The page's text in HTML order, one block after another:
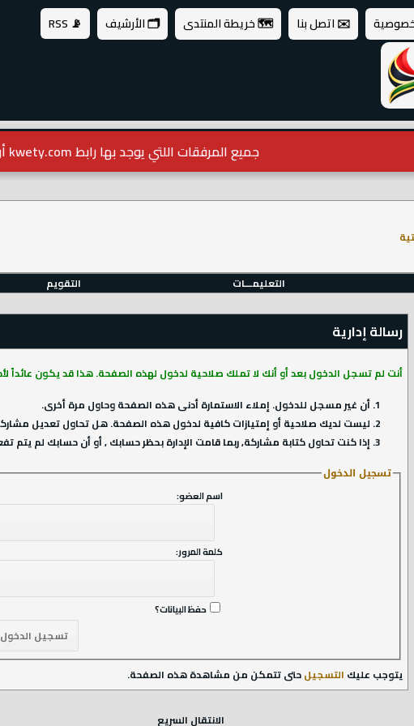
✉️ اتصل بنا 🗺️ خريطة المنتدى 🗂️ الأرشيف 📡 RSS
جميع المرفقات اللتي يوجد بها رابط kwety.com أرجو تحويله الى kwety.net
التعليمـــات التقويم
رسالة إدارية
أنت لم تسجل الدخول بعد أو أنك لا تملك صلاحية لدخول لهذه الصفحة. هذا قد يكون عائداً
أن غير مسجل للدخول. إملاء الاستمارة أدنى هذه الصفحة وحاول مرة أخرى.
ليست لديك صلاحية أو إمتيازات كافية لدخول هذه الصفحة. هل تحاول تعديل
إذا كنت تحاول كتابة مشاركة, ربما قامت الإدارة بحظر حسابك , أو أن حسابك لم يتم
تسجيل الدخول
اسم العضو:
كلمة المرور:
حفظ البيانات؟
يتوجب عليك التسجيلحتى تتمكن من مشاهدة هذه الصفحة.
الانتقال السريع